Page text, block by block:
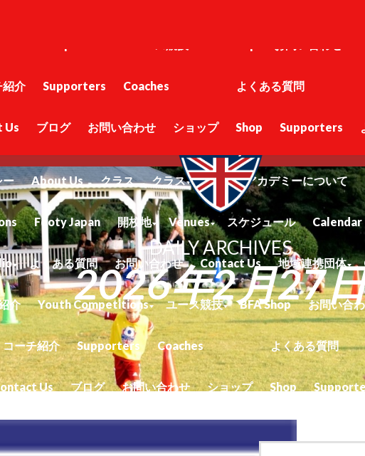
ー About Us クラス クラス Blog アカデミーについて
Footy Japan 開校地 Venues スケジュール Calendar
よくある質問 お問い合わせ Contact Us 地域連携団体
介 Youth Competitions ユース競技 BFA Shop お問い合
コーチ紹介 Supporters Coaches よくある質問
Us ブログ お問い合わせ ショップ Shop
紹介 Supporters Coaches よくある質問
Us ブログ お問い合わせ ショップ Shop Supporters
DAILY ARCHIVES
2026年2月27